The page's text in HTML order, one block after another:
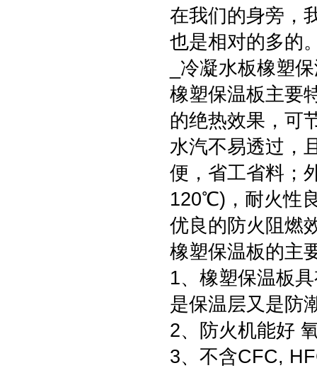
在我们的身旁，
也是相对的多的
_冷凝水板橡塑
橡塑保温板主要
的绝热效果，可
水汽不易透过，
便，省工省料；
120℃)，耐火性
优良的防火阻燃
橡塑保温板的主
1、橡塑保温板
是保温层又是防
2、防火机能好
3、不含CFC,